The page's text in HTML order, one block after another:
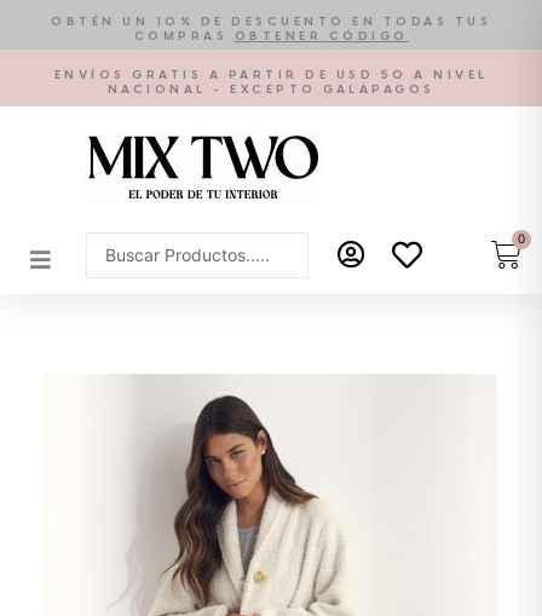
contenido
OBTÉN UN 10% DE DESCUENTO EN TODAS TUS
COMPRAS
OBTENER CÓDIGO
ENVÍOS GRATIS A PARTIR DE USD 50 A NIVEL
NACIONAL - EXCEPTO GALÁPAGOS
Search
...
0